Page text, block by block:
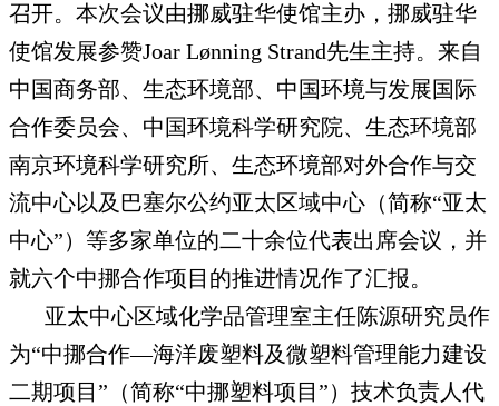
召开。本次会议由挪威驻华使馆主办，挪威驻华
使馆发展参赞Joar Lønning Strand先生主持。来自
中国商务部、生态环境部、中国环境与发展国际
合作委员会、中国环境科学研究院、生态环境部
南京环境科学研究所、生态环境部对外合作与交
流中心以及巴塞尔公约亚太区域中心（简称“亚太
中心”）等多家单位的二十余位代表出席会议，并
就六个中挪合作项目的推进情况作了汇报。
亚太中心区域化学品管理室主任陈源研究员作
为“中挪合作—海洋废塑料及微塑料管理能力建设
二期项目”（简称“中挪塑料项目”）技术负责人代